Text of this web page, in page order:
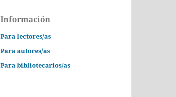
Información
Para lectores/as
Para autores/as
Para bibliotecarios/as